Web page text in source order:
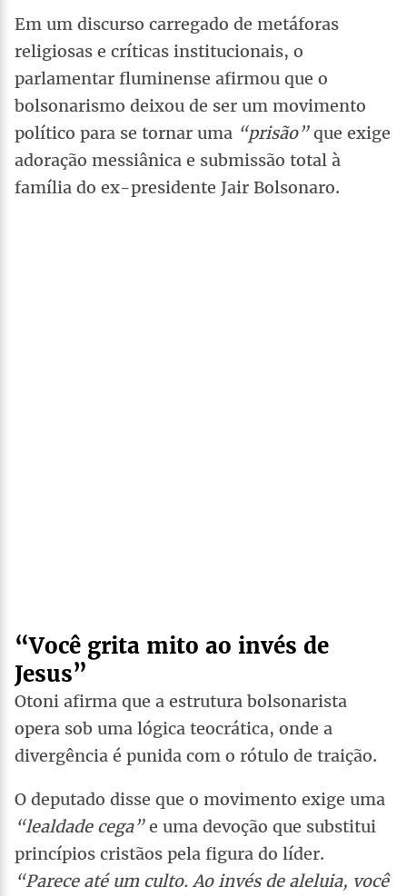
Em um discurso carregado de metáforas
religiosas e críticas institucionais, o
parlamentar fluminense afirmou que o
bolsonarismo deixou de ser um movimento
político para se tornar uma “prisão”que exige
adoração messiânica e submissão total à
família do ex-presidente Jair Bolsonaro.
“Você grita mito ao invés de
Jesus”
Otoni afirma que a estrutura bolsonarista
opera sob uma lógica teocrática, onde a
divergência é punida com o rótulo de traição.
O deputado disse que o movimento exige uma
“lealdade cega”e uma devoção que substitui
princípios cristãos pela figura do líder.
“Parece até um culto. Ao invés de aleluia, você